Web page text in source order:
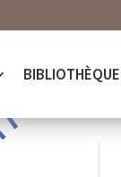
BIBLIOTHÈQUE